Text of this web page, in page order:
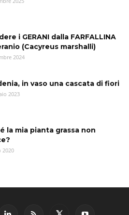
i GERANI dalla FARFALLINA
(Cacyreus marshalli)
2024
in vaso una cascata di fiori
2023
la mia pianta grassa non
2020